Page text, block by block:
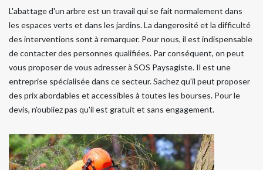
L'abattage d'un arbre est un travail qui se fait normalement dans
les espaces verts et dans les jardins. La dangerosité et la difficulté
des interventions sont à remarquer. Pour nous, il est indispensable
de contacter des personnes qualifiées. Par conséquent, on peut
vous proposer de vous adresser à SOS Paysagiste. Il est une
entreprise spécialisée dans ce secteur. Sachez qu'il peut proposer
des prix abordables et accessibles à toutes les bourses. Pour le
devis, n'oubliez pas qu'il est gratuit et sans engagement.